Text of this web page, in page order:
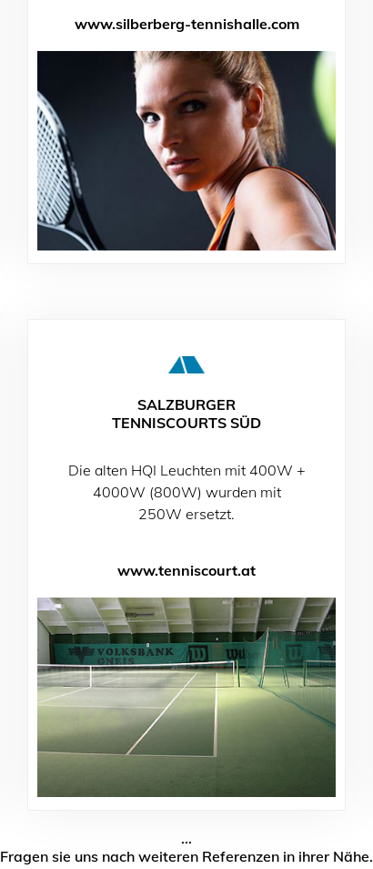
www.silberberg-tennishalle.com
SALZBURGER
TENNISCOURTS SÜD
Die alten HQI Leuchten mit 400W +
4000W (800W) wurden mit
250W ersetzt.
www.tenniscourt.at
...
Fragen sie uns nach weiteren Referenzen in ihrer Nähe.